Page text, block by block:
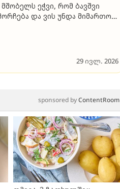
ეჭვი, რომ ბავშვი
და ვის უნდა მიმართოს
29 ივლ. 2026
sponsored byContentRoom